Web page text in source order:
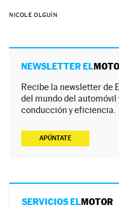
NICOLE OLGUÍN
NEWSLETTER EL
Recibe la newsletter de
del mundo del
conducción y eficiencia.
APÚNTATE
SERVICIOS ELMOTOR